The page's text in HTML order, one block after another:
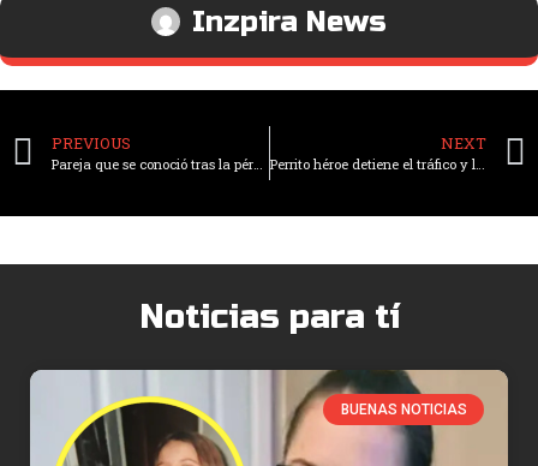
Inzpira News
PREVIOUS NEXT
Noticias para tí
BUENAS NOTICIAS